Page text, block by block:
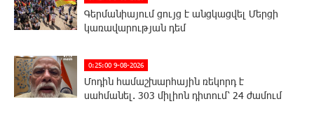
Գերմանիայում ցույց է անցկացվել Մերցի
կառավարության դեմ
0:25:00 9-08-2026
Մոդին համաշխարհային ռեկորդ է
սահմանել. 303 միլիոն դիտում՝ 24 ժամում